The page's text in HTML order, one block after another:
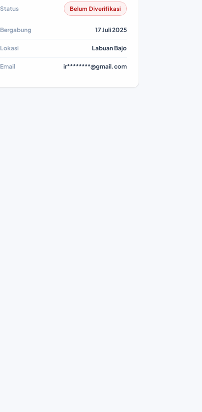
Status Belum Diverifikasi
Bergabung 17 Juli 2025
Lokasi Labuan Bajo
Email ir********@gmail.com